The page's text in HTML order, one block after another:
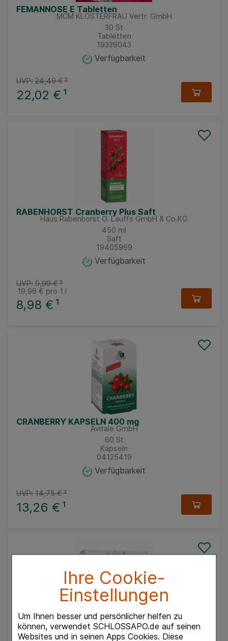
Ihre Cookie-
Einstellungen
Um Ihnen besser und persönlicher helfen zu
können, verwendet SCHLOSSAPO.de auf seinen
Websites und in seinen Apps Cookies. Diese
FEMANNOSE E Tabletten
MCM KLOSTERFRAU Vertr. GmbH
30 St
Tabletten
19339043
Verfügbarkeit
22,02 € ¹
UVP: 24,49 €³
RABENHORST Cranberry Plus Saft
Haus Rabenhorst O. Lauffs GmbH & Co.KG
450 ml
Saft
19405969
Verfügbarkeit
8,98 € ¹
UVP: 9,99 €³
19,96 € pro 1 l
CRANBERRY KAPSELN 400 mg
Avitale GmbH
60 St
Kapseln
04125419
Verfügbarkeit
13,26 € ¹
UVP: 14,75 €³
FEMANNOSE F Granulat Portionsbeutel
MCM KLOSTERFRAU Vertr. GmbH